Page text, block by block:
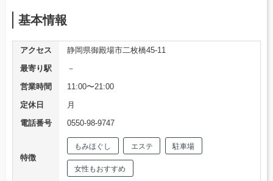
基本情報
アクセス
静岡県御殿場市二枚橋45-11
最寄り駅
－
営業時間
11:00〜21:00
定休日
月
電話番号
0550-98-9747
特徴
もみほぐし エステ 駐車場
女性もおすすめ